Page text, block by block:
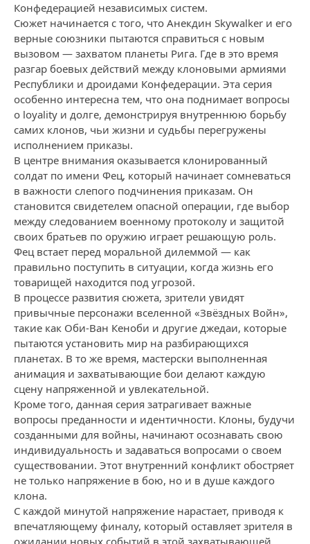
Конфедерацией независимых систем.
Сюжет начинается с того, что Анекдин Skywalker и его
верные союзники пытаются справиться с новым
вызовом — захватом планеты Рига. Где в это время
разгар боевых действий между клоновыми армиями
Республики и дроидами Конфедерации. Эта серия
особенно интересна тем, что она поднимает вопросы
о loyality и долге, демонстрируя внутреннюю борьбу
самих клонов, чьи жизни и судьбы перегружены
исполнением приказы.
В центре внимания оказывается клонированный
солдат по имени Фец, который начинает сомневаться
в важности слепого подчинения приказам. Он
становится свидетелем опасной операции, где выбор
между следованием военному протоколу и защитой
своих братьев по оружию играет решающую роль.
Фец встает перед моральной дилеммой — как
правильно поступить в ситуации, когда жизнь его
товарищей находится под угрозой.
В процессе развития сюжета, зрители увидят
привычные персонажи вселенной «Звёздных Войн»,
такие как Оби-Ван Кеноби и другие джедаи, которые
пытаются установить мир на разбирающихся
планетах. В то же время, мастерски выполненная
анимация и захватывающие бои делают каждую
сцену напряженной и увлекательной.
Кроме того, данная серия затрагивает важные
вопросы преданности и идентичности. Клоны, будучи
созданными для войны, начинают осознавать свою
индивидуальность и задаваться вопросами о своем
существовании. Этот внутренний конфликт обостряет
не только напряжение в бою, но и в душе каждого
клона.
С каждой минутой напряжение нарастает, приводя к
впечатляющему финалу, который оставляет зрителя в
ожидании новых событий в этой захватывающей